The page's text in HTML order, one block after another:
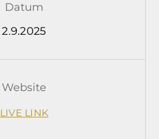
Datum
2.9.2025
Website
LIVE LINK